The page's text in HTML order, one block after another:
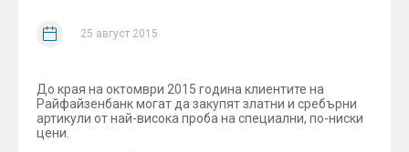
25 август 2015
До края на октомври 2015 година клиентите на
Райфайзенбанк могат да закупят златни и сребърни
артикули от най-висока проба на специални, по-ниски
цени.